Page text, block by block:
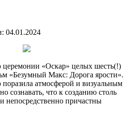
04.01.2024
«Оскар» целых шесть(!)
«Безумный Макс: Дорога ярости».
поразила атмосферой и визуальным
сознавать, что к созданию столь
непосредственно причастны